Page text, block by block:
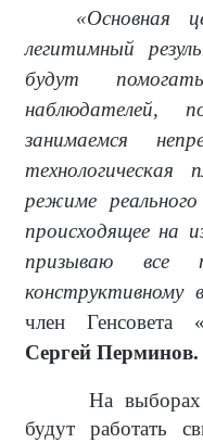
«Основная
легитимный
будут
наблюдателей,
занимаемся
режиме
происходящее на
призываю все
конструктивному
член Генсовета
Сергей Перминов.
На
будут работать